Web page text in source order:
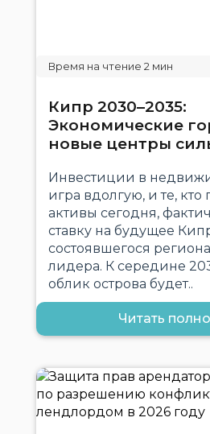
Кипр 2030–2035:
Экономические
новые центры
Инвестиции в
игра вдолгую, и те, кто
активы сегодня,
ставку на будущее
состоявшегося
лидера. К середине
облик острова будет..
Читать